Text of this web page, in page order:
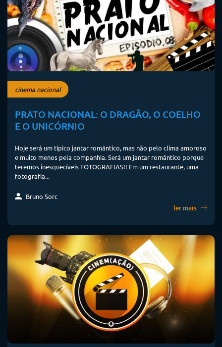
cinema nacional
PRATO NACIONAL: O DRAGÃO, O COELHO
E O UNICÓRNIO
Hoje será um típico jantar romântico, mas não pelo clima amoroso
e muito menos pela companhia. Será um jantar romântico porque
teremos inesquecíveis FOTOGRAFIAS!! Em um restaurante, uma
fotografia...
Bruno Sorc
ler mais